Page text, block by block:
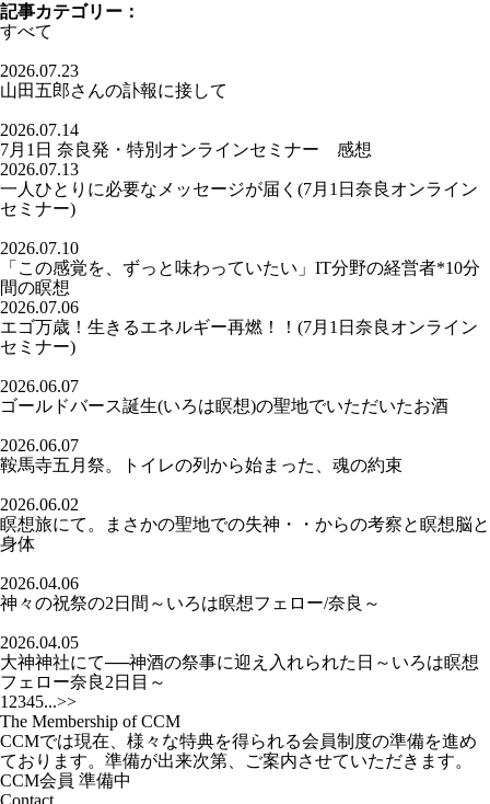
記事カテゴリー：
すべて
2026.07.23
山田五郎さんの訃報に接して
2026.07.14
7月1日 奈良発・特別オンラインセミナー 感想
2026.07.13
一人ひとりに必要なメッセージが届く(7月1日奈良オンライン
セミナー)
2026.07.10
「この感覚を、ずっと味わっていたい」IT分野の経営者*10分
間の瞑想
2026.07.06
エゴ万歳！生きるエネルギー再燃！！(7月1日奈良オンライン
セミナー)
2026.06.07
ゴールドバース誕生(いろは瞑想)の聖地でいただいたお酒
2026.06.07
鞍馬寺五月祭。トイレの列から始まった、魂の約束
2026.06.02
瞑想旅にて。まさかの聖地での失神・・からの考察と瞑想脳と
身体
2026.04.06
神々の祝祭の2日間～いろは瞑想フェロー/奈良～
2026.04.05
大神神社にて──神酒の祭事に迎え入れられた日～いろは瞑想
フェロー奈良2日目～
1 2345...>>
The Membership of CCM
CCMでは現在、様々な特典を得られる会員制度の準備を進め
ております。準備が出来次第、ご案内させていただきます。
CCM会員 準備中
Contact